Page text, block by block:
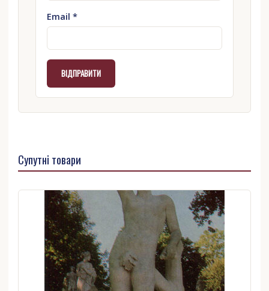
Email *
Супутні товари